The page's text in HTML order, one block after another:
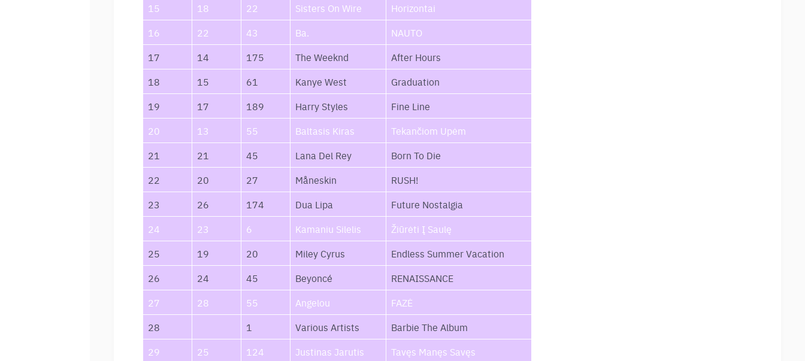
15
18 22 Sisters On Wire
Horizontai
16
22 43 Ba.
NAUTO
17
14 175 The Weeknd
After Hours
18
15 61 Kanye West
Graduation
19
17 189 Harry Styles
Fine Line
20
13 55 Baltasis Kiras
Tekančiom Upėm
21
21 45 Lana Del Rey
Born To Die
22
20 27 Måneskin
RUSH!
23
26 174 Dua Lipa
Future Nostalgia
24
23 6 Kamaniu Silelis
Žiūrėti Į Saulę
25
19 20 Miley Cyrus
Endless Summer Vacation
26
24 45 Beyoncé
RENAISSANCE
27
28 55 Angelou
FAZĖ
28
1 Various Artists
Barbie The Album
29
25 124 Justinas Jarutis
Tavęs Manęs Savęs